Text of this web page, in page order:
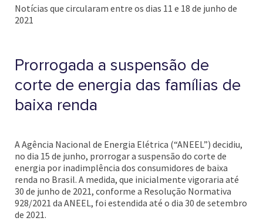
Notícias que circularam entre os dias 11 e 18 de junho de
2021
Prorrogada a suspensão de
corte de energia das famílias de
baixa renda
A Agência Nacional de Energia Elétrica (“ANEEL”) decidiu,
no dia 15 de junho, prorrogar a suspensão do corte de
energia por inadimplência dos consumidores de baixa
renda no Brasil. A medida, que inicialmente vigoraria até
30 de junho de 2021, conforme a Resolução Normativa
928/2021 da ANEEL, foi estendida até o dia 30 de setembro
de 2021.